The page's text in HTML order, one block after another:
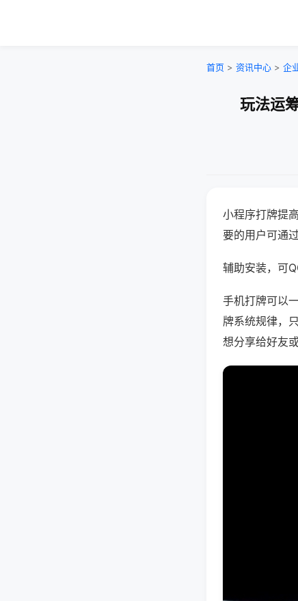
首页 > 资讯中心 > 企
玩法运
小程序打牌提
要的用户可通
辅助安装，可
手机打牌可以
牌系统规律，
想分享给好友